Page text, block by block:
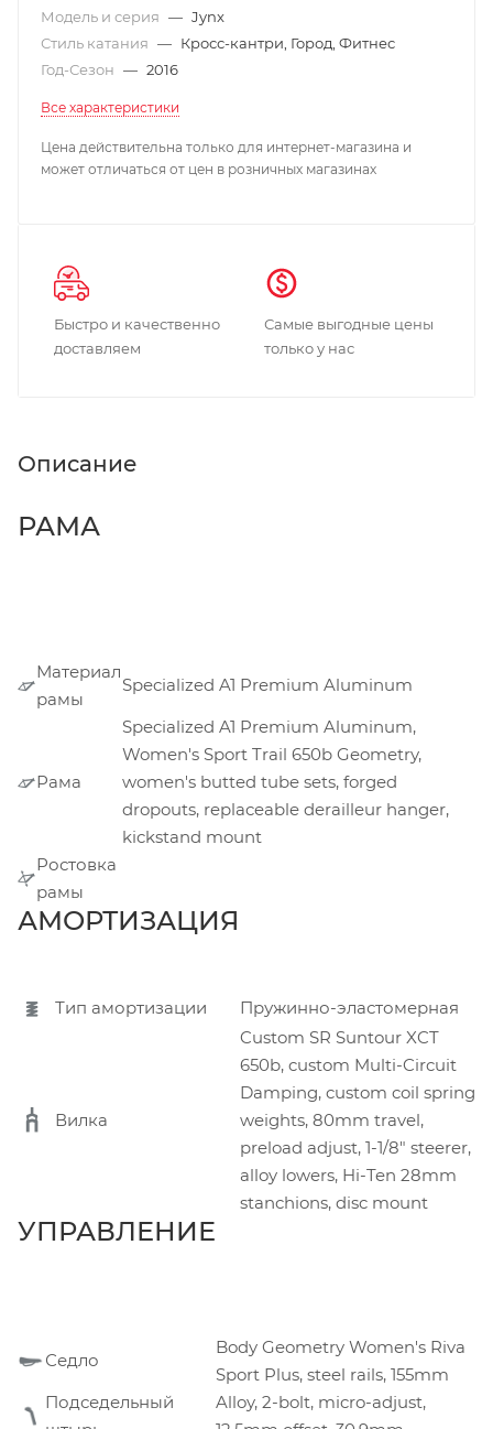
Модель и серия — Jynx
Стиль катания — Кросс-кантри, Город, Фитнес
Год-Сезон — 2016
Все характеристики
Цена действительна только для интернет-магазина и
может отличаться от цен в розничных магазинах
Быстро и качественно
доставляем
Самые выгодные цены
только у нас
Описание
РАМА
Материал
рамы
Specialized A1 Premium Aluminum
Рама
Specialized A1 Premium Aluminum,
Women's Sport Trail 650b Geometry,
women's butted tube sets, forged
dropouts, replaceable derailleur hanger,
kickstand mount
Ростовка
рамы
АМОРТИЗАЦИЯ
Тип амортизации Пружинно-эластомерная
Вилка
Custom SR Suntour XCT
650b, custom Multi-Circuit
Damping, custom coil spring
weights, 80mm travel,
preload adjust, 1-1/8" steerer,
alloy lowers, Hi-Ten 28mm
stanchions, disc mount
УПРАВЛЕНИЕ
Седло
Body Geometry Women's Riva
Sport Plus, steel rails, 155mm
Подседельный
Alloy, 2-bolt, micro-adjust,